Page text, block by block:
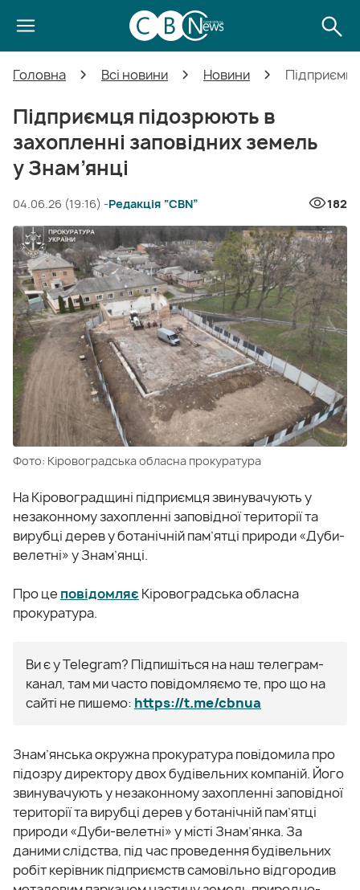
Головна Всі новини Новини
Підприємця підозрюють в
захопленні заповідних земель
у Знам’янці
04.06.26 (19:16) -Редакція “CBN” 182
Фото: Кіровоградська обласна прокуратура
На Кіровоградщині підприємця звинувачують у
незаконному захопленні заповідної території та
вирубці дерев у ботанічній пам’ятці природи «Дуби-
велетні» у Знам’янці.
Про це повідомляє Кіровоградська обласна
прокуратура.
Ви є у Telegram? Підпишіться на наш телеграм-
канал, там ми часто повідомляємо те, про що на
сайті не пишемо: https://t.me/cbnua
Знам’янська окружна прокуратура повідомила про
підозру директору двох будівельних компаній. Його
звинувачують у незаконному захопленні заповідної
території та вирубці дерев у ботанічній пам’ятці
природи «Дуби-велетні» у місті Знам’янка. За
даними слідства, під час проведення будівельних
робіт керівник підприємств самовільно відгородив